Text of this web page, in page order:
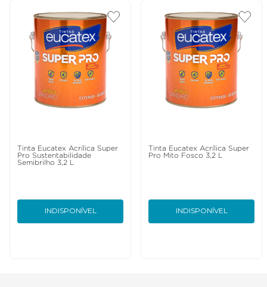
Tinta Eucatex Acrílica Super
Pro Sustentabilidade
Semibrilho 3,2 L
INDISPONÍVEL
Tinta Eucatex Acrílica Super
Pro Mito Fosco 3,2 L
INDISPONÍVEL